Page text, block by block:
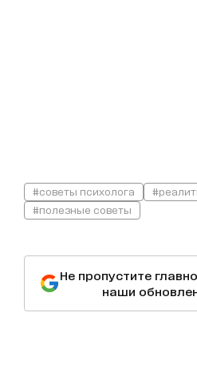
#советы психолога
#полезные советы
Не пропустите
наши